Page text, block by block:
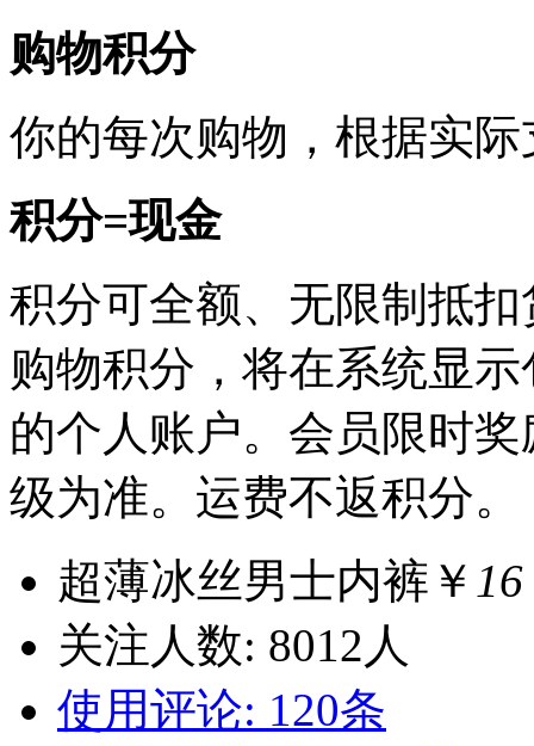
购物积分
你的每次购物，根据实
积分=现金
积分可全额、无限制抵
购物积分，将在系统显
的个人账户。会员限时
级为准。运费不返积分。
超薄冰丝男士内裤￥ 16
关注人数: 8012 人
使用评论: 120条